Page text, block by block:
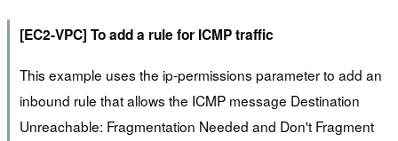
[EC2-VPC] To add a rule for ICMP traffic
This example uses the ip-permissions parameter to add an
inbound rule that allows the ICMP message Destination
Unreachable: Fragmentation Needed and Don't Fragment